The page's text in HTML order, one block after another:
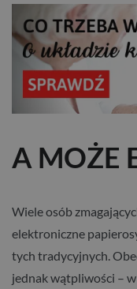
A MOŻE
Wiele osób
elektroniczne
tych tradycyjnych.
jednak wątpliwości –